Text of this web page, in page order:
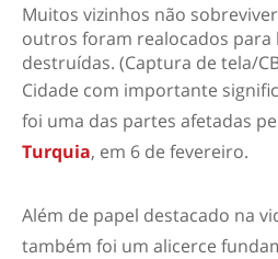
Muitos vizinhos não
outros foram realocados para
destruídas. (Captura de tela/
Cidade com importante
foi uma das partes afetadas
Turquia, em 6 de fevereiro.
Além de papel destacado na
também foi um alicerce